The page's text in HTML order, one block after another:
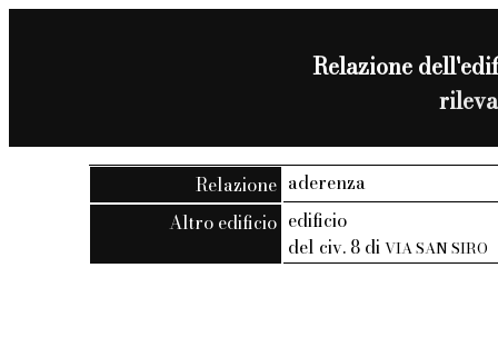
Relazione
Relazione aderenza
Altro edificio edificio
del civ. 8 diVIA SAN SIRO